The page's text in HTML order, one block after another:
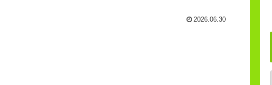
2026.06.30